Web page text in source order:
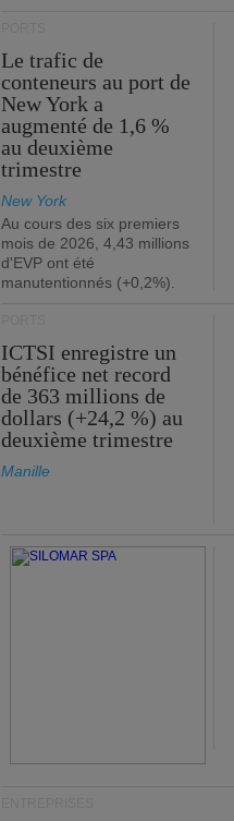
Le trafic de
conteneurs au port de
New York a
augmenté de 1,6 %
au deuxième
trimestre
New York
Au cours des six premiers
mois de 2026, 4,43 millions
d'EVP ont été
manutentionnés (+0,2%).
ICTSI enregistre un
bénéfice net record
de 363 millions de
dollars (+24,2 %) au
deuxième trimestre
Manille